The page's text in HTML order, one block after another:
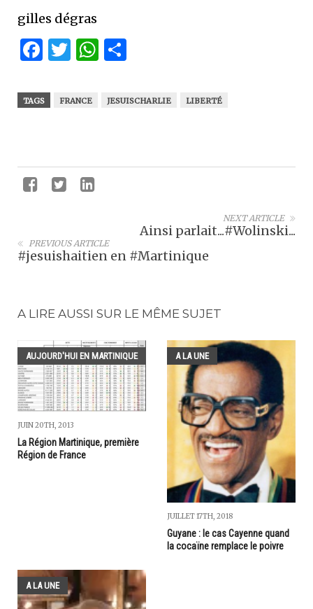
gilles dégras
Facebook
Twitter
WhatsApp
TAGS FRANCE JESUISCHARLIE LIBERTÉ
NEXT ARTICLE
Ainsi parlait...#Wolinski...
PREVIOUS ARTICLE
#jesuishaitien en #Martinique
A LIRE AUSSI SUR LE MÊME SUJET
AUJOURD'HUI EN MARTINIQUE
JUIN 20TH, 2013
La Région Martinique, première
Région de France
A LA UNE
JUILLET 17TH, 2018
Guyane : le cas Cayenne quand
la cocaïne remplace le poivre
A LA UNE